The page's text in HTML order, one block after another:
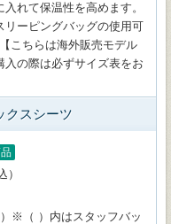
れて保温性を高めます。
リーピングバッグの使用可
こちらは海外販売モデル
の際は必ずサイズ表をお
クスシーツ
）
※（ ）内はスタッフバッ